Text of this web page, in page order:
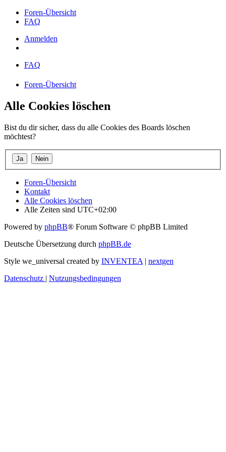
Foren-Übersicht
FAQ
Anmelden
FAQ
Foren-Übersicht
Alle Cookies löschen
Bist du dir sicher, dass du alle Cookies des Boards löschen
möchtest?
Foren-Übersicht
Kontakt
Alle Cookies löschen
Alle Zeiten sind UTC+02:00
Powered by phpBB® Forum Software © phpBB Limited
Deutsche Übersetzung durch phpBB.de
Style we_universal created by INVENTEA | nextgen
Datenschutz | Nutzungsbedingungen